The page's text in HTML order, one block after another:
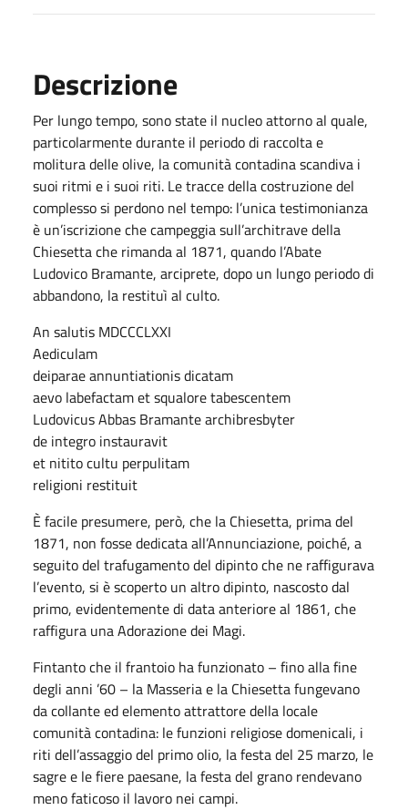
Descrizione
Per lungo tempo, sono state il nucleo attorno al quale,
particolarmente durante il periodo di raccolta e
molitura delle olive, la comunità contadina scandiva i
suoi ritmi e i suoi riti. Le tracce della costruzione del
complesso si perdono nel tempo: l’unica testimonianza
è un’iscrizione che campeggia sull’architrave della
Chiesetta che rimanda al 1871, quando l’Abate
Ludovico Bramante, arciprete, dopo un lungo periodo di
abbandono, la restituì al culto.
An salutis MDCCCLXXI
Aediculam
deiparae annuntiationis dicatam
aevo labefactam et squalore tabescentem
Ludovicus Abbas Bramante archibresbyter
de integro instauravit
et nitito cultu perpulitam
religioni restituit
È facile presumere, però, che la Chiesetta, prima del
1871, non fosse dedicata all’Annunciazione, poiché, a
seguito del trafugamento del dipinto che ne raffigurava
l’evento, si è scoperto un altro dipinto, nascosto dal
primo, evidentemente di data anteriore al 1861, che
raffigura una Adorazione dei Magi.
Fintanto che il frantoio ha funzionato – fino alla fine
degli anni ’60 – la Masseria e la Chiesetta fungevano
da collante ed elemento attrattore della locale
comunità contadina: le funzioni religiose domenicali, i
riti dell’assaggio del primo olio, la festa del 25 marzo, le
sagre e le fiere paesane, la festa del grano rendevano
meno faticoso il lavoro nei campi.